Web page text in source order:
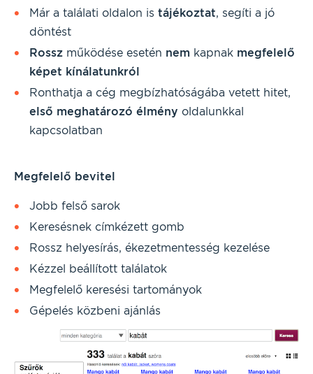
Már a találati oldalon is tájékoztat, segíti a jó
döntést
Rossz működése esetén nem kapnak megfelelő
képet kínálatunkról
Ronthatja a cég megbízhatóságába vetett hitet,
első meghatározó élmény oldalunkkal
kapcsolatban
Megfelelő bevitel
Jobb felső sarok
Keresésnek címkézett gomb
Rossz helyesírás, ékezetmentesség kezelése
Kézzel beállított találatok
Megfelelő keresési tartományok
Gépelés közbeni ajánlás